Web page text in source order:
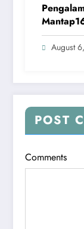
August
POST
Comments